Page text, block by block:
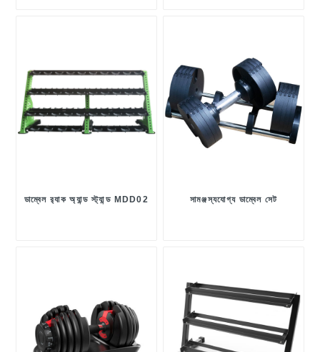
ডাম্বেল র‍্যাক অ্যান্ড স্ট্যান্ড MDD02 সামঞ্জস্যযোগ্য ডাম্বেল সেট